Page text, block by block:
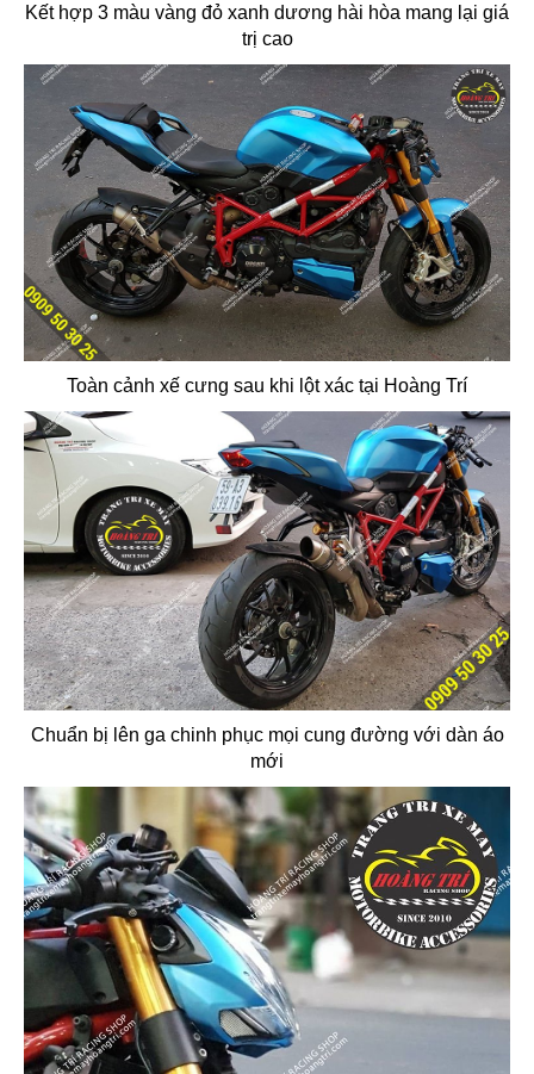
Kết hợp 3 màu vàng đỏ xanh dương hài hòa mang lại giá
trị cao
Toàn cảnh xế cưng sau khi lột xác tại Hoàng Trí
Chuẩn bị lên ga chinh phục mọi cung đường với dàn áo
mới